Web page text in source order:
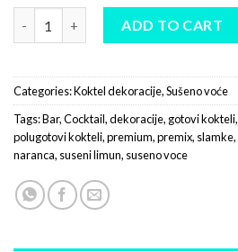
ADD TO CART
Categories:Koktel dekoracije,Sušeno voće
Tags:Bar,Cocktail,dekoracije, gotovi kokteli,
polugotovi kokteli,premium,premix, slamke,
naranca, suseni limun, suseno voce